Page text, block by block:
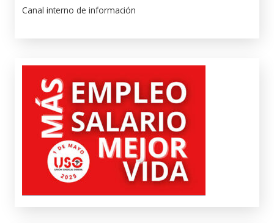
Canal interno de información